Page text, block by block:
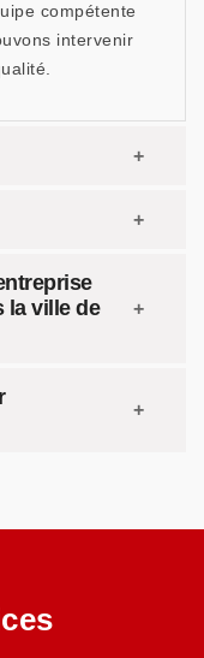
compétente
intervenir
la ville de